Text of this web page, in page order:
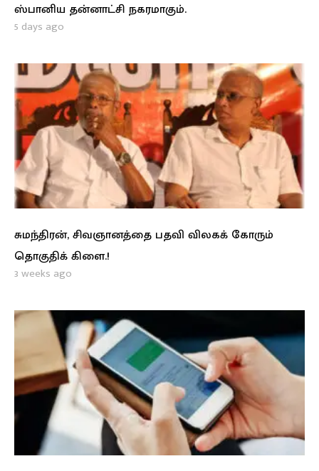
ஸ்பானிய தன்னாட்சி நகரமாகும்.
5 days ago
சுமந்திரன், சிவஞானத்தை பதவி விலகக் கோரும்
தொகுதிக் கிளை.!
3 weeks ago